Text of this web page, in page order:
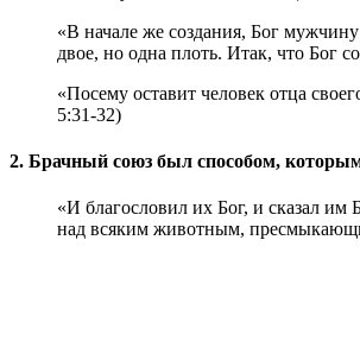
«В начале же создания, Бог
двое, но одна плоть. Итак, что Бог
«Посему оставит человек отца
5:31-32)
2. Брачный союз был способом,
«И благословил их Бог, и сказал
над всяким животным,